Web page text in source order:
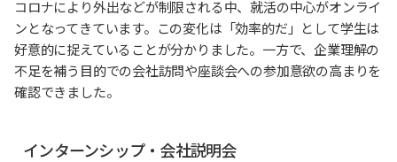
コロナにより外出などが制限される中、就活の中心がオンライ
ンとなってきています。この変化は「効率的だ」として学生は
好意的に捉えていることが分かりました。一方で、企業理解の
不足を補う目的での会社訪問や座談会への参加意欲の高まりを
確認できました。
インターンシップ・会社説明会